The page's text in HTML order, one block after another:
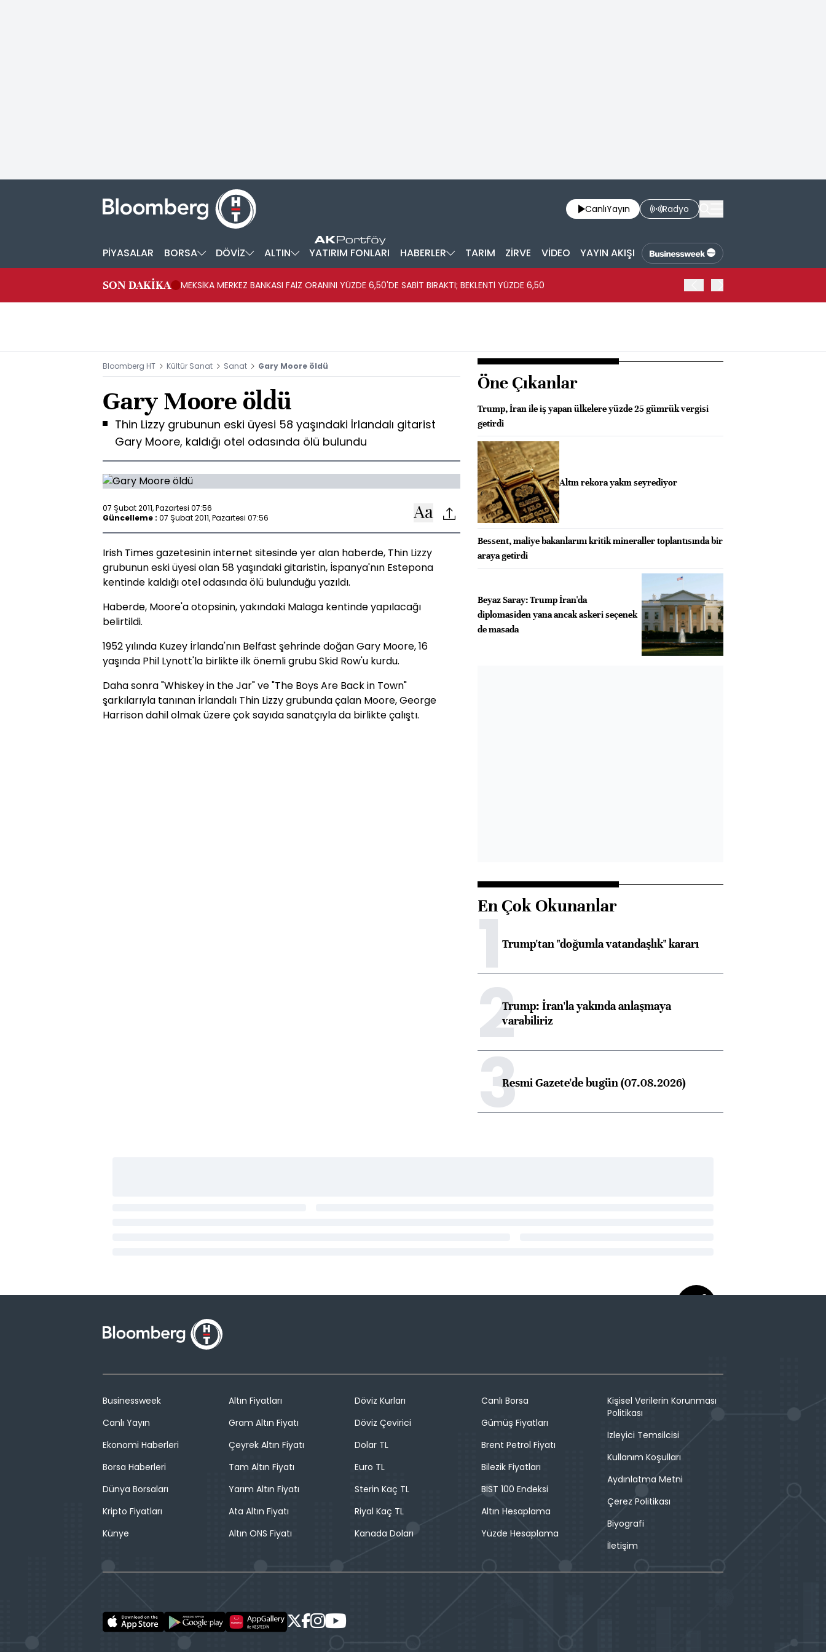
CanlıYayın Radyo
PİYASALAR BORSA DÖVİZ ALTIN YATIRIM FONLARI HABERLER TARIM ZİRVE VİDEO YAYIN AKIŞI
SON DAKİKA MEKSİKA MERKEZ BANKASI FAİZ ORANINI YÜZDE 6,50'DE SABİT BIRAKTI; BEKLENTİ YÜZDE 6,50
Bloomberg HT Kültür Sanat Sanat Gary Moore öldü
Gary Moore öldü
Thin Lizzy grubunun eski üyesi 58 yaşındaki İrlandalı gitarist
Gary Moore, kaldığı otel odasında ölü bulundu
07 Şubat 2011, Pazartesi 07:56
Güncelleme : 07 Şubat 2011, Pazartesi 07:56
Irish Times gazetesinin internet sitesinde yer alan haberde, Thin Lizzy
grubunun eski üyesi olan 58 yaşındaki gitaristin, İspanya'nın Estepona
kentinde kaldığı otel odasında ölü bulunduğu yazıldı.
Haberde, Moore'a otopsinin, yakındaki Malaga kentinde yapılacağı
belirtildi.
1952 yılında Kuzey İrlanda'nın Belfast şehrinde doğan Gary Moore, 16
yaşında Phil Lynott'la birlikte ilk önemli grubu Skid Row'u kurdu.
Daha sonra "Whiskey in the Jar" ve "The Boys Are Back in Town"
şarkılarıyla tanınan İrlandalı Thin Lizzy grubunda çalan Moore, George
Harrison dahil olmak üzere çok sayıda sanatçıyla da birlikte çalıştı.
Öne Çıkanlar
Trump, İran ile iş yapan ülkelere yüzde 25 gümrük vergisi
getirdi
Altın rekora yakın seyrediyor
Bessent, maliye bakanlarını kritik mineraller toplantısında bir
araya getirdi
Beyaz Saray: Trump İran'da
diplomasiden yana ancak askeri seçenek
de masada
En Çok Okunanlar
1Trump'tan "doğumla vatandaşlık" kararı
2Trump: İran'la yakında anlaşmaya
varabiliriz
3Resmi Gazete'de bugün (07.08.2026)
Businessweek
Canlı Yayın
Ekonomi Haberleri
Borsa Haberleri
Dünya Borsaları
Kripto Fiyatları
Künye
Altın Fiyatları
Gram Altın Fiyatı
Çeyrek Altın Fiyatı
Tam Altın Fiyatı
Yarım Altın Fiyatı
Ata Altın Fiyatı
Altın ONS Fiyatı
Döviz Kurları
Döviz Çevirici
Dolar TL
Euro TL
Sterin Kaç TL
Riyal Kaç TL
Kanada Doları
Canlı Borsa
Gümüş Fiyatları
Brent Petrol Fiyatı
Bilezik Fiyatları
BIST 100 Endeksi
Altın Hesaplama
Yüzde Hesaplama
Kişisel Verilerin Korunması
Politikası
İzleyici Temsilcisi
Kullanım Koşulları
Aydınlatma Metni
Çerez Politikası
Biyografi
İletişim